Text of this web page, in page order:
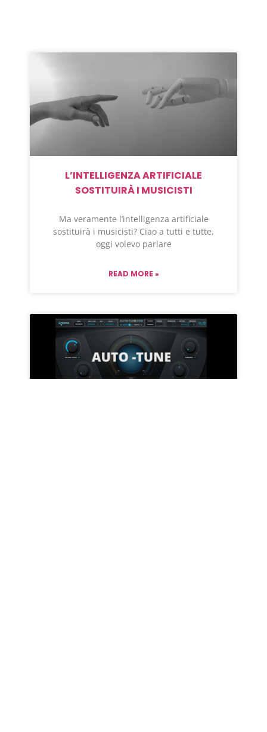
L’INTELLIGENZA ARTIFICIALE
SOSTITUIRÀ I MUSICISTI
Ma veramente l’intelligenza artificiale
sostituirà i musicisti? Ciao a tutti e tutte,
oggi volevo parlare
READ MORE »